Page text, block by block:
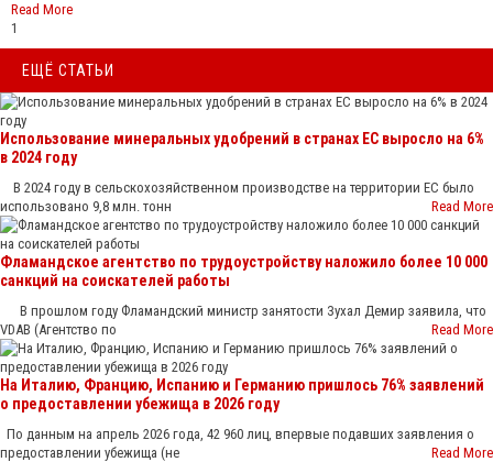
Read More
1
ЕЩЁ СТАТЬИ
Использование минеральных удобрений в странах ЕС выросло на 6%
в 2024 году
В 2024 году в сельскохозяйственном производстве на территории ЕС было
использовано 9,8 млн. тонн
Read More
Фламандское агентство по трудоустройству наложило более 10 000
санкций на соискателей работы
В прошлом году Фламандский министр занятости Зухал Демир заявила, что
VDAB (Агентство по
Read More
На Италию, Францию, Испанию и Германию пришлось 76% заявлений
о предоставлении убежища в 2026 году
По данным на апрель 2026 года, 42 960 лиц, впервые подавших заявления о
предоставлении убежища (не
Read More